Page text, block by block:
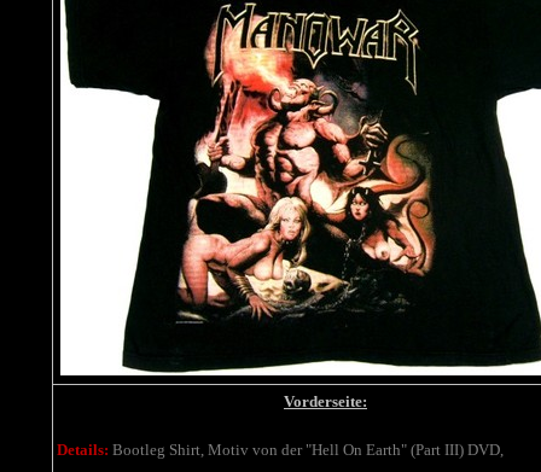
Vorderseite:
Details: Bootleg Shirt, Motiv von der "Hell On Earth" (Part III) DVD,